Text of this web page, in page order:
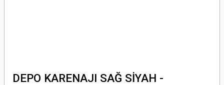
DEPO KARENAJI SAĞ SİYAH -